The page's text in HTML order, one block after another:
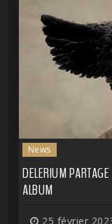
News
DELERIUM
ALBUM
25 février